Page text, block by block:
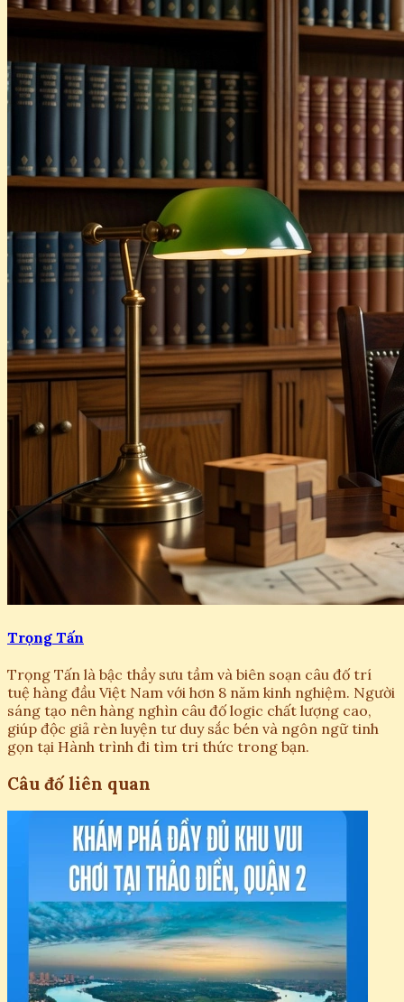
Trọng Tấn
Trọng Tấn là bậc thầy sưu tầm và biên soạn câu đố trí
tuệ hàng đầu Việt Nam với hơn 8 năm kinh nghiệm. Người
sáng tạo nên hàng nghìn câu đố logic chất lượng cao,
giúp độc giả rèn luyện tư duy sắc bén và ngôn ngữ tinh
gọn tại Hành trình đi tìm tri thức trong bạn.
Câu đố liên quan